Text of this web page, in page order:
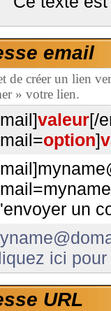
email
de créer un lien
» votre lien.
valeur[/
option]
un
ici
URL